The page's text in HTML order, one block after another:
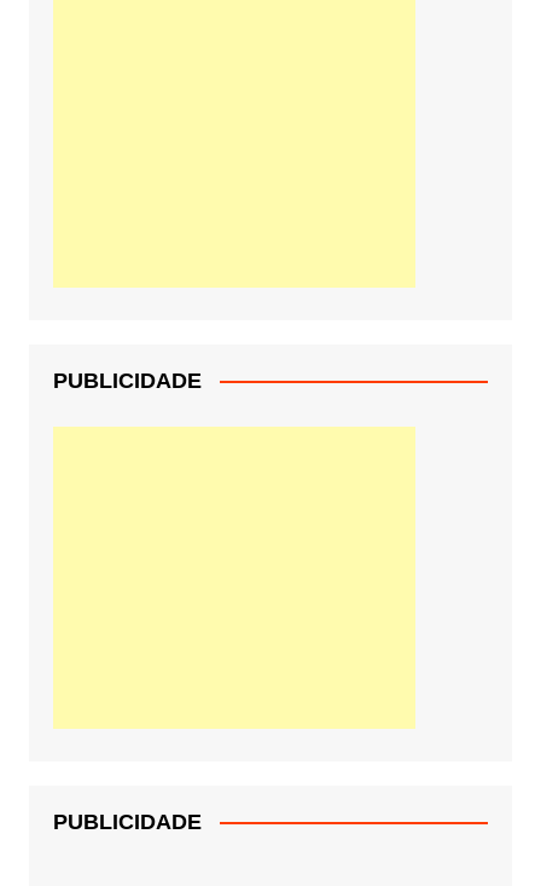
PUBLICIDADE
PUBLICIDADE